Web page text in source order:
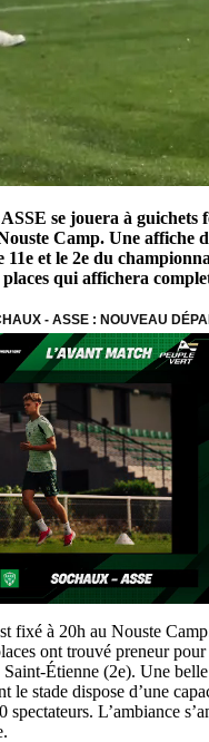
se jouera à guichets
Camp. Une affiche
11e et le 2e du
places qui affichera
fixé à 20h au Nouste
ont trouvé preneur
Saint-Étienne (2e). Une
le stade dispose d’une
spectateurs. L’ambiance